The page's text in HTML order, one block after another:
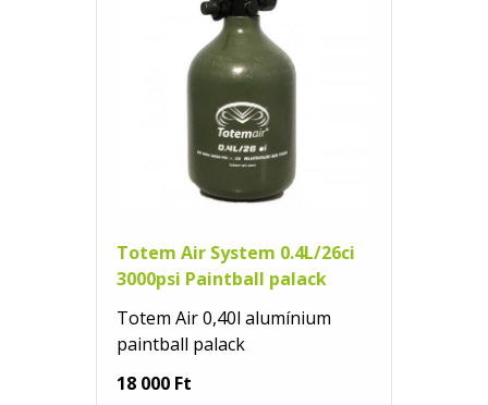
Totem Air System 0.4L/26ci
3000psi Paintball palack
Totem Air 0,40l alumínium
paintball palack
18 000 Ft